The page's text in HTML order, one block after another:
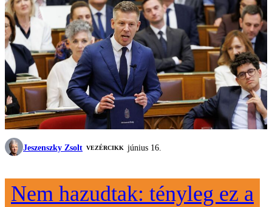
Jeszenszky Zsolt VEZÉRCIKK június 16.
Nem hazudtak: tényleg ez a